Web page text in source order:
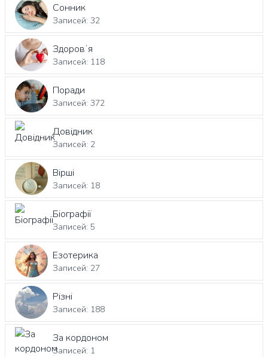
Сонник
Записей: 32
Здоровʼя
Записей: 118
Поради
Записей: 372
Довідник
Записей: 2
Вірші
Записей: 18
Біографії
Записей: 5
Езотерика
Записей: 27
Різні
Записей: 188
За кордоном
Записей: 1